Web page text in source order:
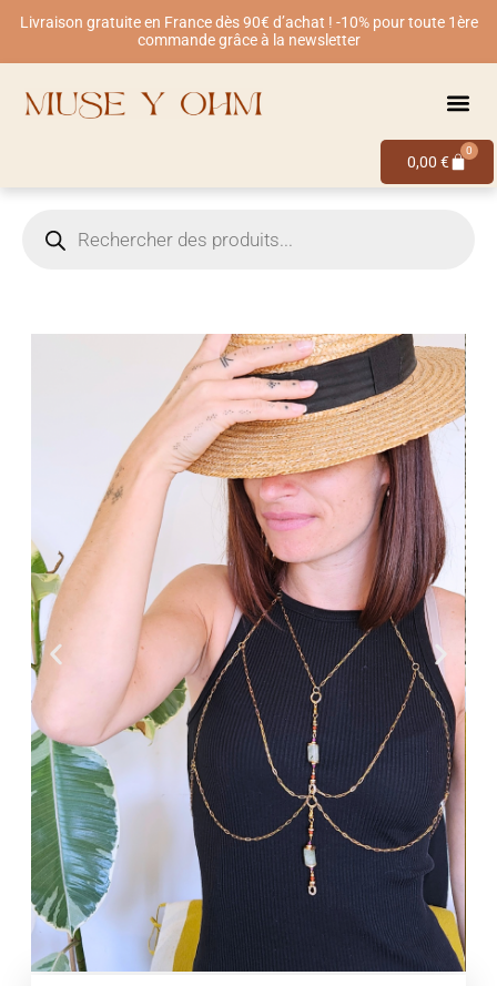
Livraison gratuite en France dès 90€ d’achat ! -10% pour toute 1ère
commande grâce à la newsletter
0,00 €
0